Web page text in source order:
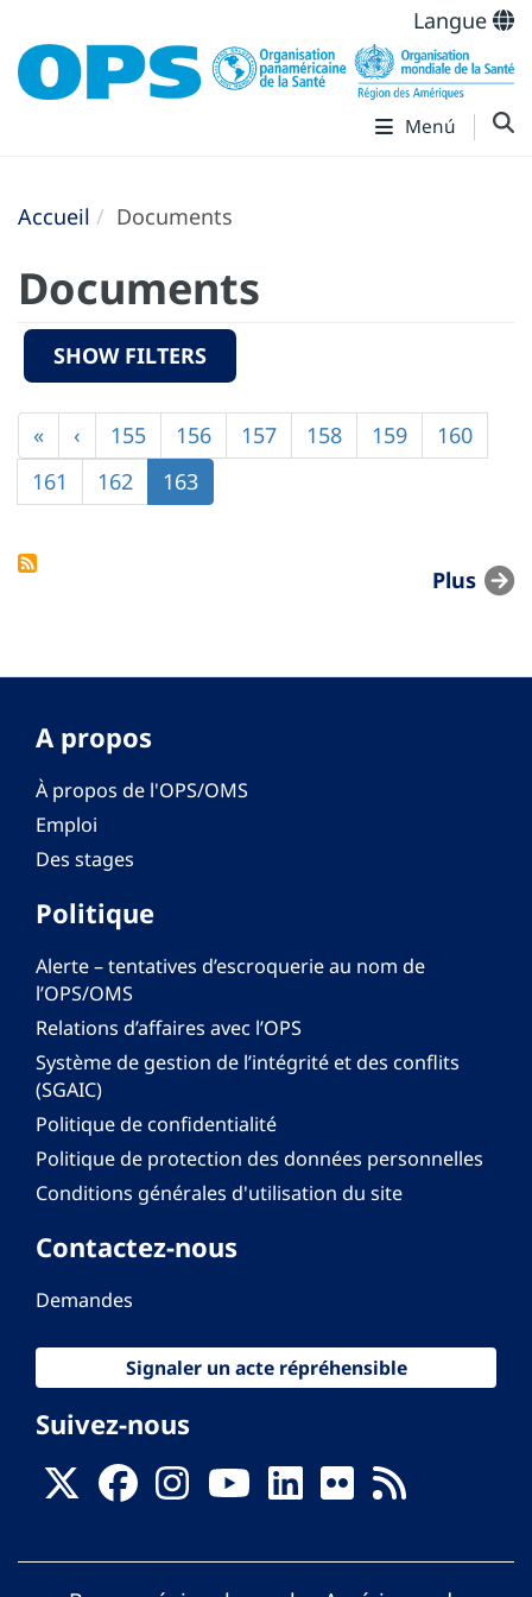
Langue
Menú
Accueil Documents
Documents
SHOW FILTERS
Première
page
«
Page
précédente
‹ Page
155 Page
156 Page
157 Page
158 Page
159 Page
160
Page
161 Page
162
Page
courante
163
Plus
A propos
À propos de l'OPS/OMS
Emploi
Des stages
Politique
Alerte – tentatives d’escroquerie au nom de
l’OPS/OMS
Relations d’affaires avec l’OPS
Système de gestion de l’intégrité et des conflits
(SGAIC)
Politique de confidentialité
Politique de protection des données personnelles
Conditions générales d'utilisation du site
Contactez-nous
Demandes
Signaler un acte répréhensible
Suivez-nous